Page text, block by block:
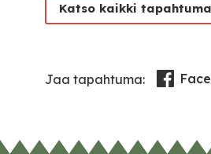
Katso kaikki
Jaa tapahtuma: